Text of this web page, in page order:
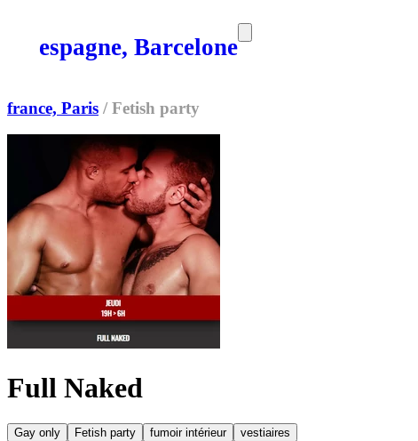
espagne, Barcelone
france, Paris / Fetish party
Full Naked
Gay only Fetish party fumoir intérieur vestiaires